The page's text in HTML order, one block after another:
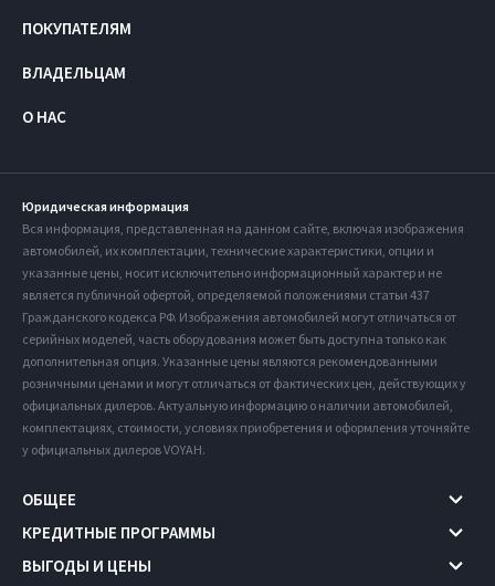
ПОКУПАТЕЛЯМ
ВЛАДЕЛЬЦАМ
О НАС
Юридическая информация
Вся информация, представленная на данном сайте, включая изображения
автомобилей, их комплектации, технические характеристики, опции и
указанные цены, носит исключительно информационный характер и не
является публичной офертой, определяемой положениями статьи 437
Гражданского кодекса РФ. Изображения автомобилей могут отличаться от
серийных моделей, часть оборудования может быть доступна только как
дополнительная опция. Указанные цены являются рекомендованными
розничными ценами и могут отличаться от фактических цен, действующих у
официальных дилеров. Актуальную информацию о наличии автомобилей,
комплектациях, стоимости, условиях приобретения и оформления уточняйте
у официальных дилеров VOYAH.
ОБЩЕЕ
КРЕДИТНЫЕ ПРОГРАММЫ
ВЫГОДЫ И ЦЕНЫ